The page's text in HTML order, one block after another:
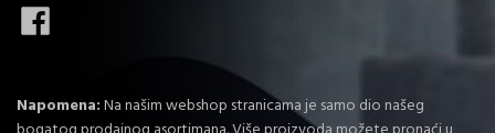
Napomena:Na našim webshop stranicama je samo dio našeg